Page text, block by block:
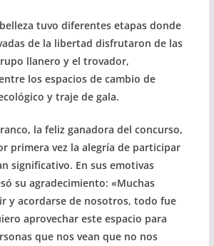
tuvo diferentes etapas donde
de la libertad disfrutaron de las
llanero y el trovador,
los espacios de cambio de
y traje de gala.
la feliz ganadora del concurso,
primera vez la alegría de participar
significativo. En sus emotivas
su agradecimiento: «Muchas
y acordarse de nosotros, todo fue
aprovechar este espacio para
que nos vean que no nos